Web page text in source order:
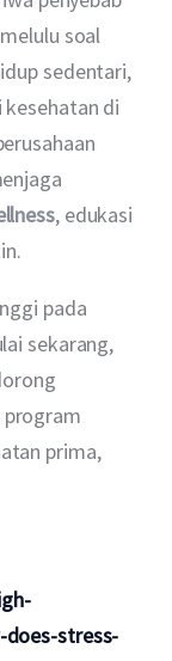
soal
sedentari,
di
, edukasi
pada
sekarang,
program
prima,
stress-